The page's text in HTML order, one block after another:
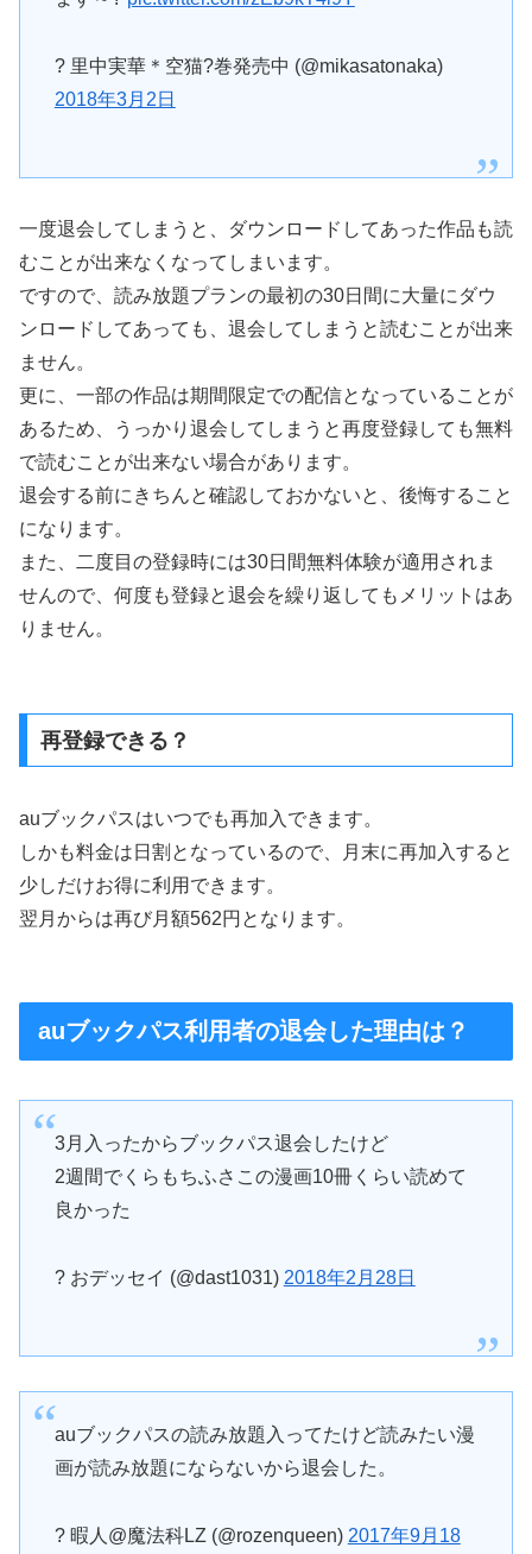
? 里中実華＊空猫?巻発売中 (@mikasatonaka)
2018年3月2日
一度退会してしまうと、ダウンロードしてあった作品も読
むことが出来なくなってしまいます。
ですので、読み放題プランの最初の30日間に大量にダウ
ンロードしてあっても、退会してしまうと読むことが出来
ません。
更に、一部の作品は期間限定での配信となっていることが
あるため、うっかり退会してしまうと再度登録しても無料
で読むことが出来ない場合があります。
退会する前にきちんと確認しておかないと、後悔すること
になります。
また、二度目の登録時には30日間無料体験が適用されま
せんので、何度も登録と退会を繰り返してもメリットはあ
りません。
再登録できる？
auブックパスはいつでも再加入できます。
しかも料金は日割となっているので、月末に再加入すると
少しだけお得に利用できます。
翌月からは再び月額562円となります。
auブックパス利用者の退会した理由は？
3月入ったからブックパス退会したけど
2週間でくらもちふさこの漫画10冊くらい読めて
良かった
? おデッセイ (@dast1031) 2018年2月28日
auブックパスの読み放題入ってたけど読みたい漫
画が読み放題にならないから退会した。
? 暇人@魔法科LZ (@rozenqueen) 2017年9月18